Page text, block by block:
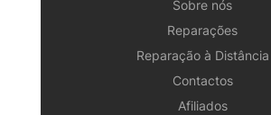
Sobre nós
Reparações
Reparação à Distância
Contactos
Afiliados